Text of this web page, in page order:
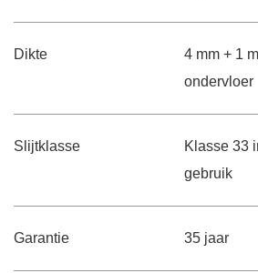
Dikte
4 mm + 1
ondervloer
Slijtklasse
Klasse 33
gebruik
Garantie 35 jaar